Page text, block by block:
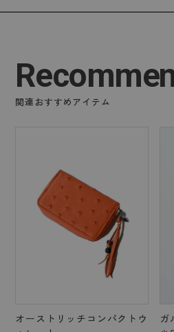
関連おすすめアイテム
オーストリッチコンパクトウ
ガ